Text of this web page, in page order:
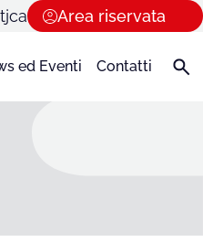
Area riservata
ed Eventi Contatti